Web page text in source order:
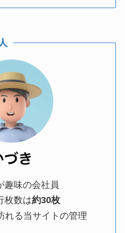
趣味の会社員
枚数は約30枚
れる当サイトの管理